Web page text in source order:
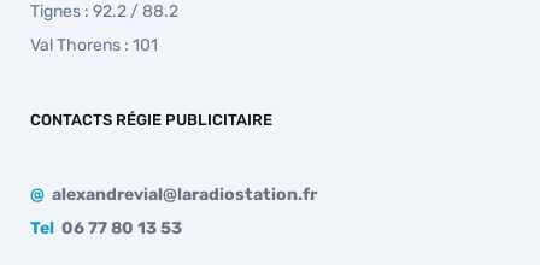
Tignes : 92.2 / 88.2
Val Thorens : 101
CONTACTS RÉGIE PUBLICITAIRE
@ alexandrevial@laradiostation.fr
Tel 06 77 80 13 53